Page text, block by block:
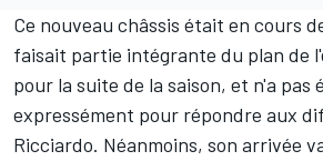
Ce nouveau châssis était en cours
faisait partie intégrante du plan de
pour la suite de la saison, et n'a pas
expressément pour répondre aux
Ricciardo. Néanmoins, son arrivée